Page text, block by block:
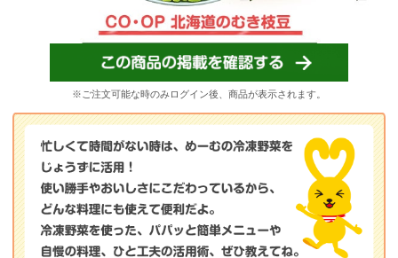
※ご注文可能な時のみログイン後、商品が表示されます。